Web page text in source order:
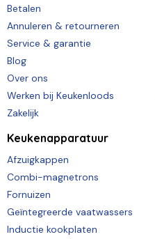
Betalen
Annuleren & retourneren
Service & garantie
Blog
Over ons
Werken bij Keukenloods
Zakelijk
Keukenapparatuur
Afzuigkappen
Combi-magnetrons
Fornuizen
Geïntegreerde vaatwassers
Inductie kookplaten